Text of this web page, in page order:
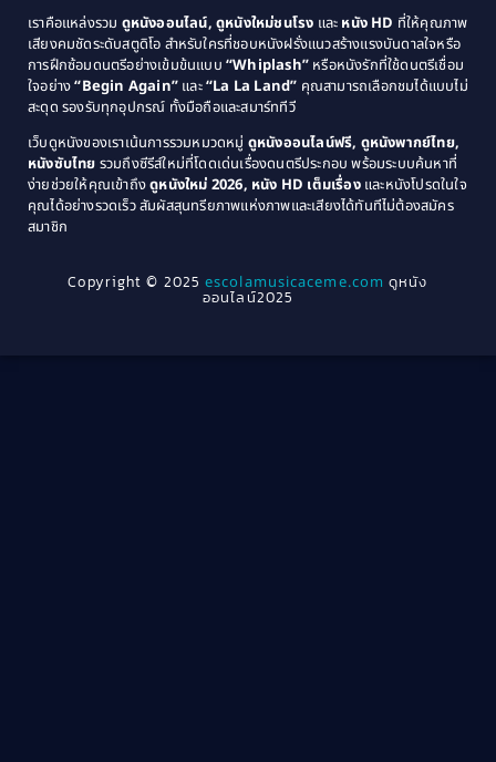
Coming of Age ก้าวพ้นวัย(1)
Coming-of-Age(3)
Community(1)
Crime อาชญากรรม(78)
Cult Film(4)
1979
1978
1976
1975
1974
1971
1970
1969
1968
1964
1963
1940
เราคือแหล่งรวม ดูหนังออนไลน์, ดูหนังใหม่ชนโรง และ หนัง HD ที่ให้คุณภาพ
เสียงคมชัดระดับสตูดิโอ สำหรับใครที่ชอบหนังฝรั่งแนวสร้างแรงบันดาลใจหรือ
การฝึกซ้อมดนตรีอย่างเข้มข้นแบบ “Whiplash” หรือหนังรักที่ใช้ดนตรีเชื่อม
ใจอย่าง“Begin Again” และ“La La Land” คุณสามารถเลือกชมได้แบบไม่
สะดุด รองรับทุกอุปกรณ์ ทั้งมือถือและสมาร์ททีวี
เว็บดูหนังของเราเน้นการรวมหมวดหมู่ ดูหนังออนไลน์ฟรี, ดูหนังพากย์ไทย,
หนังซับไทย รวมถึงซีรีส์ใหม่ที่โดดเด่นเรื่องดนตรีประกอบ พร้อมระบบค้นหาที่
ง่ายช่วยให้คุณเข้าถึงดูหนังใหม่ 2026, หนัง HD เต็มเรื่องและหนังโปรดในใจ
คุณได้อย่างรวดเร็ว สัมผัสสุนทรียภาพแห่งภาพและเสียงได้ทันทีไม่ต้องสมัคร
สมาชิก
Copyright © 2025escolamusicaceme.com ดูหนัง
ออนไลน์2025